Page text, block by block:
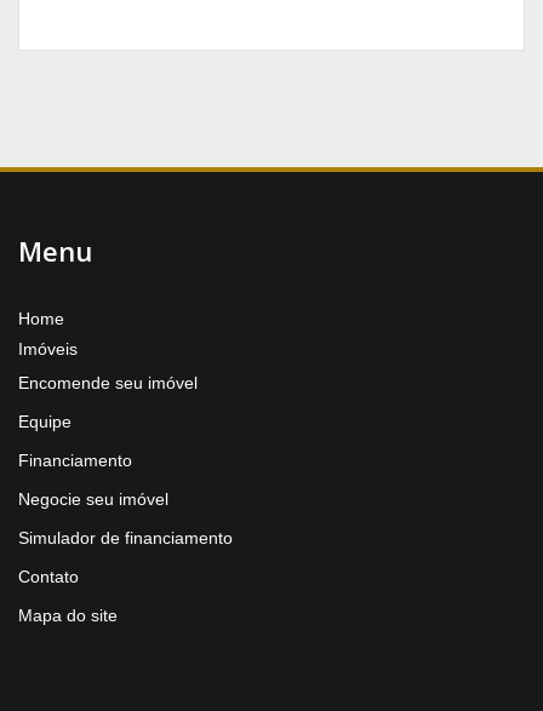
Menu
Home
Imóveis
Encomende seu imóvel
Equipe
Financiamento
Negocie seu imóvel
Simulador de financiamento
Contato
Mapa do site